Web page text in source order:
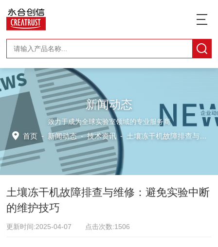
新闻动态
致力于成为全球实验室领域的专业服务商
首页 - 新闻动态-技术资讯 - 土壤冻干机故障排查与维修：避免实验中断的维护技巧
土壤冻干机故障排查与维修：避免实验中断
的维护技巧
更新时间:2025-04-07 点击次数:1506